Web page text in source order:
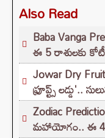
Also Read
Baba Vanga
ఈ 5 రాశులకు
Jowar Dry
ఫ్రూప్ట్స్ లడ్డు'..
Zodiac
మహాయోగం.. ఈ 4